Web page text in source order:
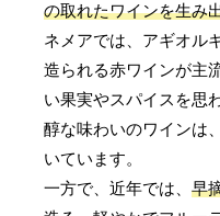
の取れたワインを生み
ネメアでは、アギオル
造られる赤ワインが主
い果実やスパイスを思
醇な味わいのワインは
いています。
一方で、近年では、早